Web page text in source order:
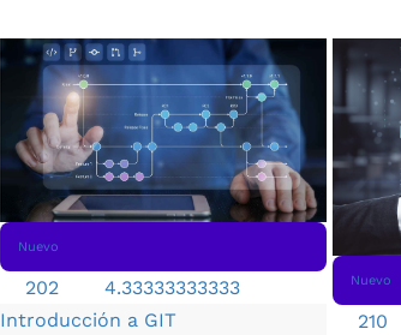
Nuevo
202
4.33333333333
Introducción a GIT
Nuevo
210